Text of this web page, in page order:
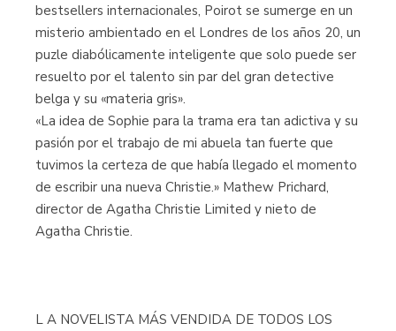
bestsellers internacionales, Poirot se sumerge en un
misterio ambientado en el Londres de los años 20, un
puzle diabólicamente inteligente que solo puede ser
resuelto por el talento sin par del gran detective
belga y su «materia gris».
«La idea de Sophie para la trama era tan adictiva y su
pasión por el trabajo de mi abuela tan fuerte que
tuvimos la certeza de que había llegado el momento
de escribir una nueva Christie.» Mathew Prichard,
director de Agatha Christie Limited y nieto de
Agatha Christie.
L A NOVELISTA MÁS VENDIDA DE TODOS LOS